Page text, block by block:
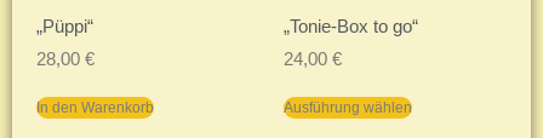
„Püppi“
28,00 €
In den Warenkorb
„Tonie-Box to go“
24,00 €
Ausführung wählen